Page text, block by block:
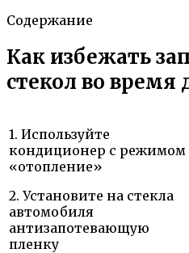
Содержание
Как избежать
стекол во время
1. Используйте
кондиционер с режимом
«отопление»
2. Установите на стекла
автомобиля
антизапотевающую
пленку